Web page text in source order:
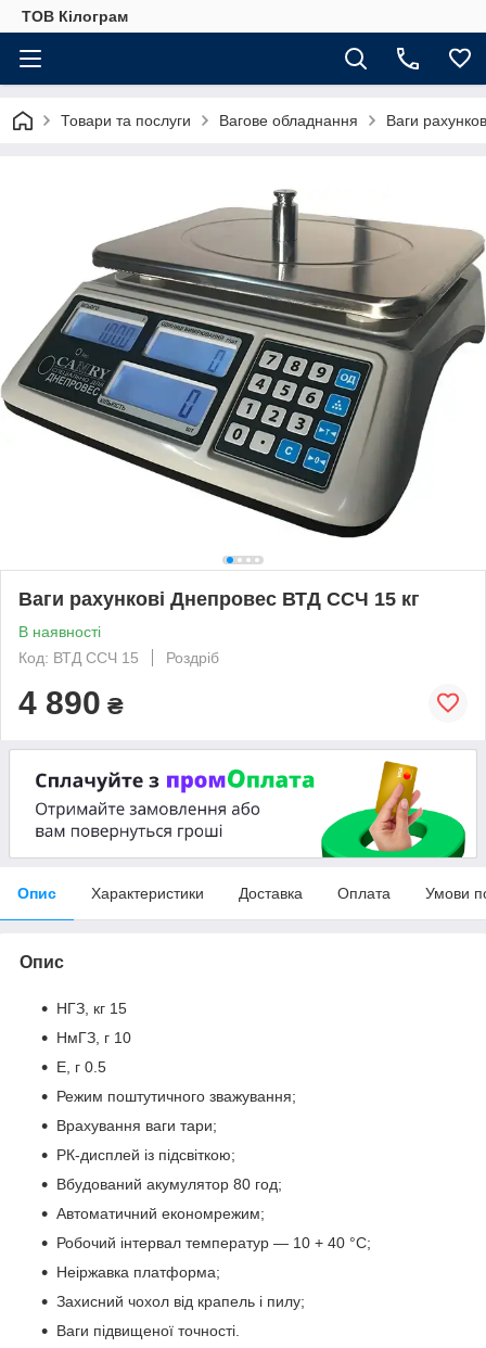
ТОВ Кілограм
Товари та послуги Вагове обладнання Ваги
Ваги рахункові Днепровес ВТД ССЧ 15 кг
В наявності
Код: ВТД ССЧ 15
Роздріб
4 890 ₴
Опис Характеристики Доставка Оплата Умови
Опис
НГЗ, кг 15
НмГЗ, г 10
Е, г 0.5
Режим поштутичного зважування;
Врахування ваги тари;
РК-дисплей із підсвіткою;
Вбудований акумулятор 80 год;
Автоматичний економрежим;
Робочий інтервал температур — 10 + 40 °C;
Неіржавка платформа;
Захисний чохол від крапель і пилу;
Ваги підвищеної точності.